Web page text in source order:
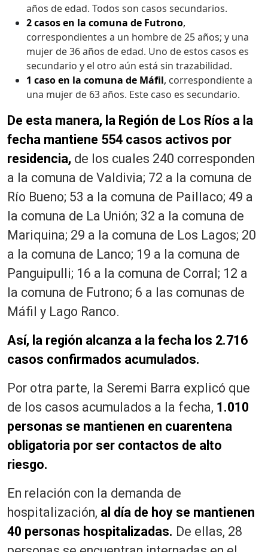
años de edad. Todos son casos secundarios.
2 casos en la comuna de Futrono,
correspondientes a un hombre de 25 años; y una
mujer de 36 años de edad. Uno de estos casos es
secundario y el otro aún está sin trazabilidad.
1 caso en la comuna de Máfil, correspondiente a
una mujer de 63 años. Este caso es secundario.
De esta manera, la Región de Los Ríos a la
fecha mantiene 554 casos activos por
residencia, de los cuales 240 corresponden
a la comuna de Valdivia; 72 a la comuna de
Río Bueno; 53 a la comuna de Paillaco; 49 a
la comuna de La Unión; 32 a la comuna de
Mariquina; 29 a la comuna de Los Lagos; 20
a la comuna de Lanco; 19 a la comuna de
Panguipulli; 16 a la comuna de Corral; 12 a
la comuna de Futrono; 6 a las comunas de
Máfil y Lago Ranco.
Así, la región alcanza a la fecha los 2.716
casos confirmados acumulados.
Por otra parte, la Seremi Barra explicó que
de los casos acumulados a la fecha, 1.010
personas se mantienen en cuarentena
obligatoria por ser contactos de alto
riesgo.
En relación con la demanda de
hospitalización, al día de hoy se mantienen
40 personas hospitalizadas. De ellas, 28